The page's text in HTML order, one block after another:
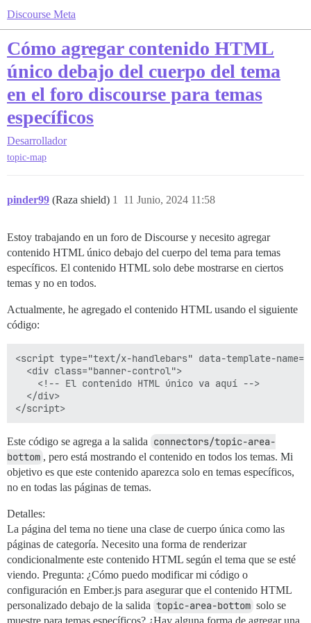
Discourse Meta
Cómo agregar contenido HTML
único debajo del cuerpo del tema
en el foro discourse para temas
específicos
Desarrollador
topic-map
pinder99 (Raza shield) 11 Junio, 2024 11:58
1
Estoy trabajando en un foro de Discourse y necesito agregar
contenido HTML único debajo del cuerpo del tema para temas
específicos. El contenido HTML solo debe mostrarse en ciertos
temas y no en todos.
Actualmente, he agregado el contenido HTML usando el siguiente
código:
<script type="text/x-handlebars" data-template-
  <div class="banner-control">
    <!-- El contenido HTML único va aquí -->
  </div>
Este código se agrega a la salida connectors/topic-area-
bottom , pero está mostrando el contenido en todos los temas. Mi
objetivo es que este contenido aparezca solo en temas específicos,
no en todas las páginas de temas.
Detalles:
La página del tema no tiene una clase de cuerpo única como las
páginas de categoría. Necesito una forma de renderizar
condicionalmente este contenido HTML según el tema que se esté
viendo. Pregunta: ¿Cómo puedo modificar mi código o
configuración en Ember.js para asegurar que el contenido HTML
personalizado debajo de la salida topic-area-bottom solo se